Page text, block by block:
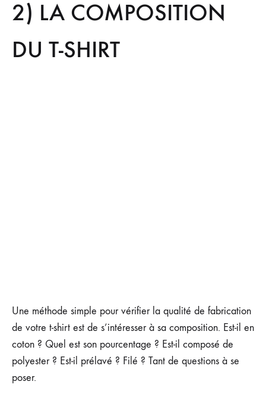
2) LA COMPOSITION
DU T-SHIRT
Une méthode simple pour vérifier la qualité de fabrication
de votre t-shirt est de s’intéresser à sa composition. Est-il en
coton ? Quel est son pourcentage ? Est-il composé de
polyester ? Est-il prélavé ? Filé ? Tant de questions à se
poser.